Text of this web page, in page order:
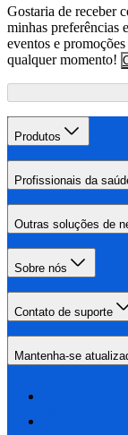
Gostaria de receber
minhas preferências
eventos e
qualquer momento!
Produtos
Profissionais da
Outras soluções de
Sobre nós
Contato de suporte
Mantenha-se